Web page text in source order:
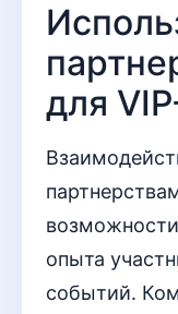
для
опыта
событий.